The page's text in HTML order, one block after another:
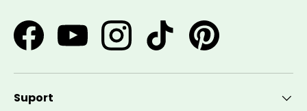
FacebookYouTubeInstagramTikTok Pinterest
Suport